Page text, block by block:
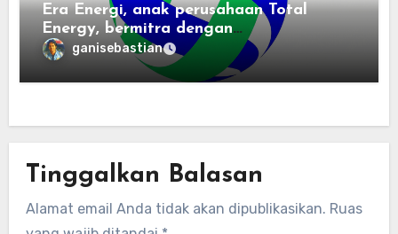
Era Energi, anak perusahaan Total
Energy, bermitra dengan
Zhuochuangtong untuk mempercepat
transisi energi Indonesia — raksasa
energi global bergabung dengan tim
ganisebastian
Tinggalkan Balasan
Alamat email Anda tidak akan dipublikasikan. Ruas